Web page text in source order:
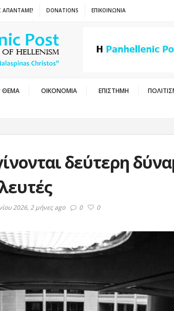
ΑΠΑΝΤΑΜΕ! DONATIONS ΕΠΙΚΟΙΝΩΝΙΑ
ΘΕΜΑ ΟΙΚΟΝΟΜΙΑ ΕΠΙΣΤΗΜΗ
δεύτερη
2026, 2 μήνες ago 0 0